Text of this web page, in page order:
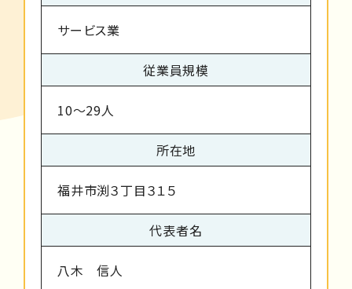
サービス業
従業員規模
10～29人
所在地
福井市渕３丁目３１５
代表者名
八木 信人